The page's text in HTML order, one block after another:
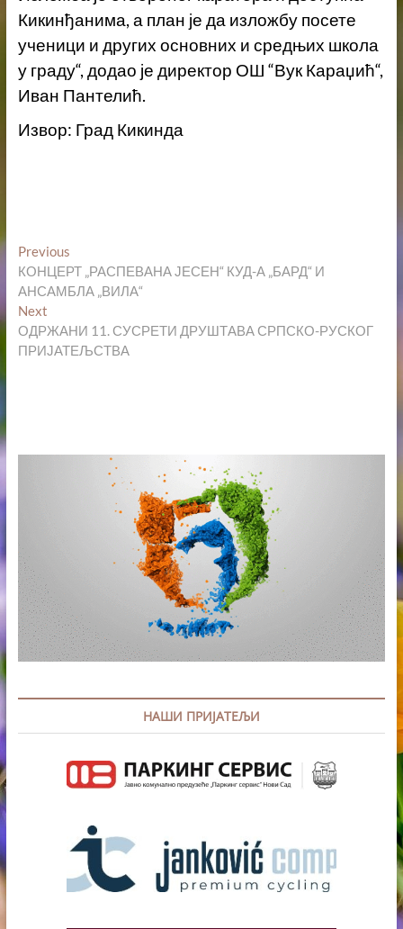
Кикинђанима, а план је да изложбу посете
ученици и других основних и средњих школа
у граду“, додао је директор ОШ “Вук Караџић“,
Иван Пантелић.
Извор: Град Кикинда
Кретање
чланка
PreviousPrevious
post:
КОНЦЕРТ „РАСПЕВАНА ЈЕСЕН“ КУД-А „БАРД“ И
АНСАМБЛА „ВИЛА“
NextNext
post:
ОДРЖАНИ 11. СУСРЕТИ ДРУШТАВА СРПСКО-РУСКОГ
ПРИЈАТЕЉСТВА
НАШИ ПРИЈАТЕЉИ